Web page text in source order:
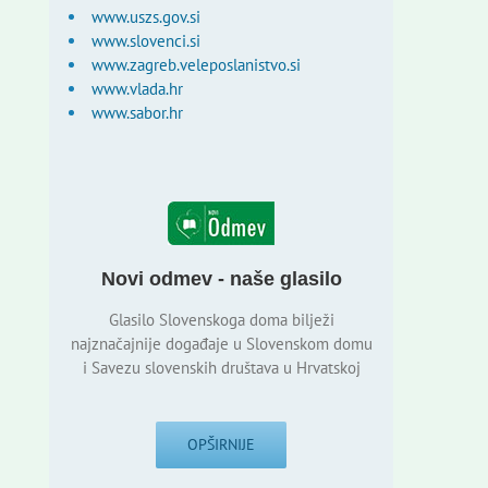
www.uszs.gov.si
www.slovenci.si
www.zagreb.veleposlanistvo.si
www.vlada.hr
www.sabor.hr
Novi odmev - naše glasilo
Glasilo Slovenskoga doma bilježi
najznačajnije događaje u Slovenskom domu
i Savezu slovenskih društava u Hrvatskoj
OPŠIRNIJE